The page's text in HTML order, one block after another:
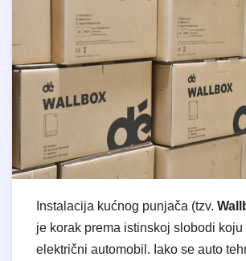
Instalacija kućnog punjača (tzv.
je korak prema istinskoj slobodi koju
električni automobil. Iako se auto